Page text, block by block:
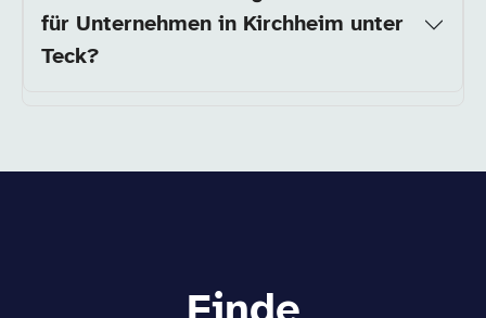
für Unternehmen in Kirchheim unter
Teck?